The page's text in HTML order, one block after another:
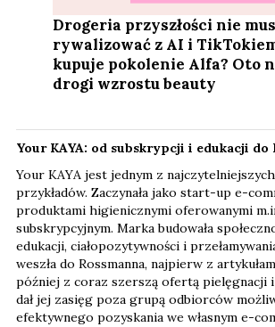
Drogeria przyszłości nie
rywalizować z AI i
kupuje pokolenie Alfa? Oto
drogi wzrostu beauty
Your KAYA: od subskrypcji i edukacji do
Your KAYA jest jednym z
przykładów. Zaczynała jako start-up e-
produktami higienicznymi oferowanymi
subskrypcyjnym. Marka budowała
edukacji, ciałopozytywności i
weszła do Rossmanna, najpierw z
później z coraz szerszą ofertą pielęgnacji i
dał jej zasięg poza grupą odbiorców
efektywnego pozyskania we własnym e-